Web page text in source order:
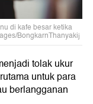
di kafe besar ketika
BongkarnThanyakij
tolak ukur
untuk para
berlangganan